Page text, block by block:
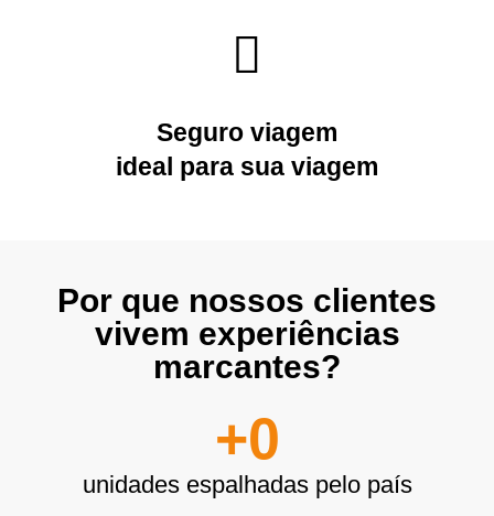
Seguro viagem
ideal para sua viagem
Por que nossos clientes
vivem experiências
marcantes?
unidades espalhadas pelo país
+0